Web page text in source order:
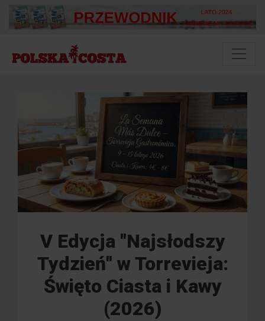
V Edycja "Najsłodszy
Tydzień" w Torrevieja:
Święto Ciasta i Kawy
(2026)